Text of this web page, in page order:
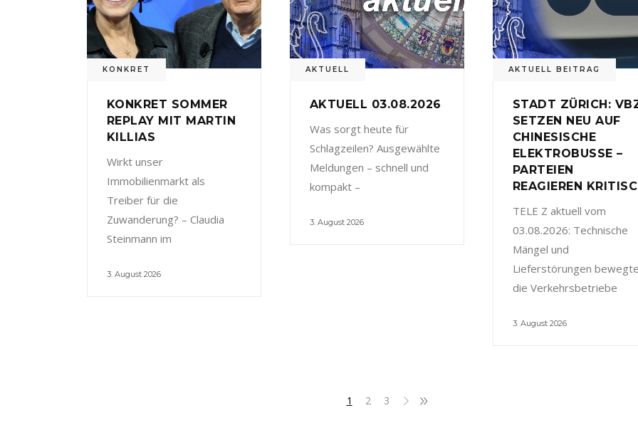
KONKRET
KONKRET SOMMER
REPLAY MIT MARTIN
KILLIAS
Wirkt unser
Immobilienmarkt als
Treiber für die
Zuwanderung? – Claudia
Steinmann im
3. August 2026
AKTUELL
AKTUELL 03.08.2026
Was sorgt heute für
Schlagzeilen? Ausgewählte
Meldungen – schnell und
kompakt –
3. August 2026
AKTUELL BEITRAG
STADT ZÜRICH:
SETZEN NEU AUF
CHINESISCHE
ELEKTROBUSSE –
PARTEIEN
REAGIEREN
TELE Z aktuell vom
03.08.2026: Technische
Mängel und
Lieferstörungen
die Verkehrsbetriebe
3. August 2026
1 2 3